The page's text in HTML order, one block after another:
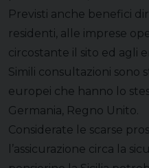
Previsti anche benefici
residenti, alle imprese
circostante il sito ed agli
Simili consultazioni sono
europei che hanno lo
Germania, Regno Unito.
Considerate le scarse
l’assicurazione circa la